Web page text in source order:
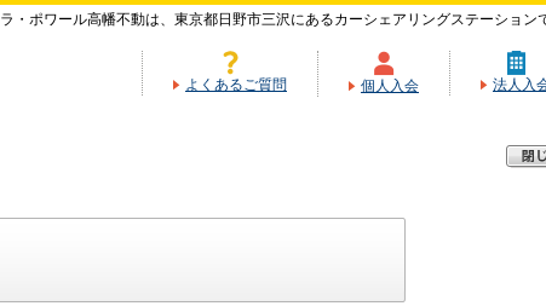
ラ・ポワール高幡不動は、東京都日野市三沢にあるカーシェアリングステーション
よくあるご質問 個人入会 法人入